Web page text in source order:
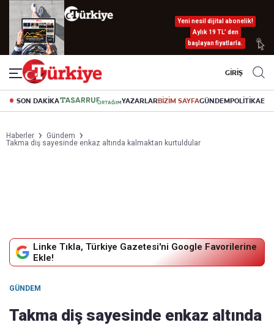
Yeni nesil dijital abonelik!
Aylık 19 TL’ den
başlayan fiyatlarla.
GİRİŞ
SON DAKİKA YAZARLARBİZİM SAYFAGÜNDEMPOLİTİKA
Haberler
Gündem
Takma diş sayesinde enkaz altında kalmaktan kurtuldular
Linke Tıkla, Türkiye Gazetesi'ni Google Favorilerine
Ekle!
GÜNDEM
Takma diş sayesinde enkaz altında